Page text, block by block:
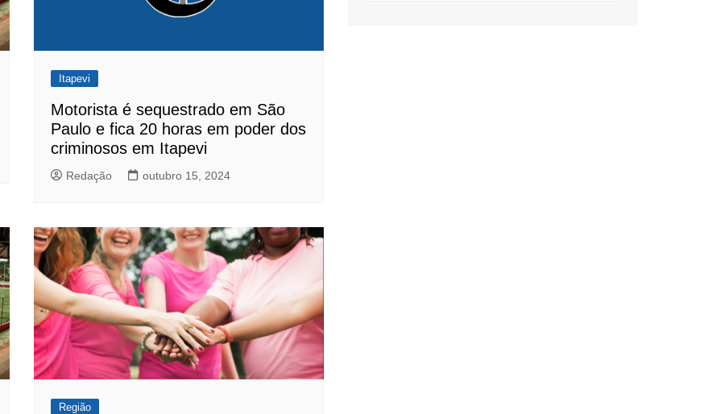
Itapevi
Motorista é sequestrado em São
Paulo e fica 20 horas em poder dos
criminosos em Itapevi
Redação outubro 15, 2024
Região